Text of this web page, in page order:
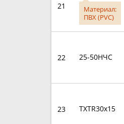
21
Материал:
ПВХ (PVC)
22 25-50НЧС
23 TXTR30x15